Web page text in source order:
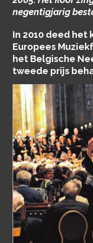
negentigjarig
In 2010 deed het
Europees
het Belgische
tweede prijs